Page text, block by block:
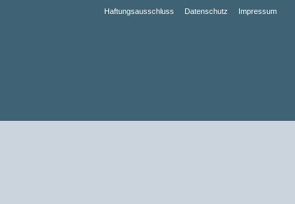
Haftungsausschluss Datenschutz Impressum